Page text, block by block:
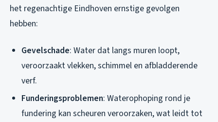
het regenachtige Eindhoven ernstige gevolgen
hebben:
Gevelschade: Water dat langs muren loopt,
veroorzaakt vlekken, schimmel en afbladderende
verf.
Funderingsproblemen: Waterophoping rond je
fundering kan scheuren veroorzaken, wat leidt tot